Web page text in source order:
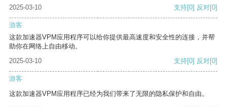
2025-03-10 支持[0] 反对[0]
游客
这款加速器VPM应用程序可以给你提供最高速度和安全性的连接，并帮
助你在网络上自由移动。
2025-03-10
支持[0] 反对[0]
游客
这款加速器VPM应用程序已经为我们带来了无限的隐私保护和自由。